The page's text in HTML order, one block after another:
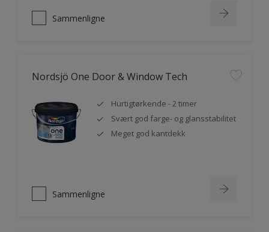
Sammenligne
Nordsjö One Door & Window Tech
Hurtigtørkende - 2 timer
Svært god farge- og glansstabilitet
Meget god kantdekk
Sammenligne